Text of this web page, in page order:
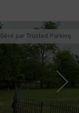
Géré par Trusted Parking